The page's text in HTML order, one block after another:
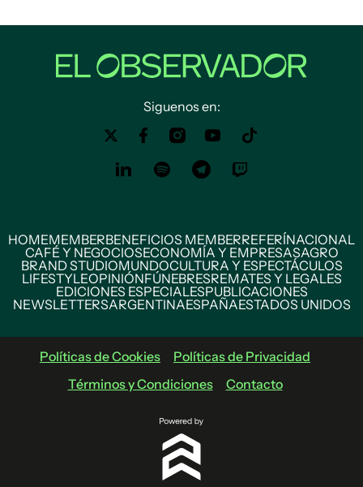
Siguenos en:
HOMEMEMBERBENEFICIOS MEMBERREFERÍNACIONAL
CAFÉ Y NEGOCIOSECONOMÍA Y EMPRESASAGRO
BRAND STUDIOMUNDOCULTURA Y ESPECTÁCULOS
LIFESTYLEOPINIÓNFÚNEBRESREMATES Y LEGALES
EDICIONES ESPECIALESPUBLICACIONES
NEWSLETTERSARGENTINAESPAÑAESTADOS UNIDOS
Políticas de Cookies
Políticas de Privacidad
Términos y Condiciones
Contacto